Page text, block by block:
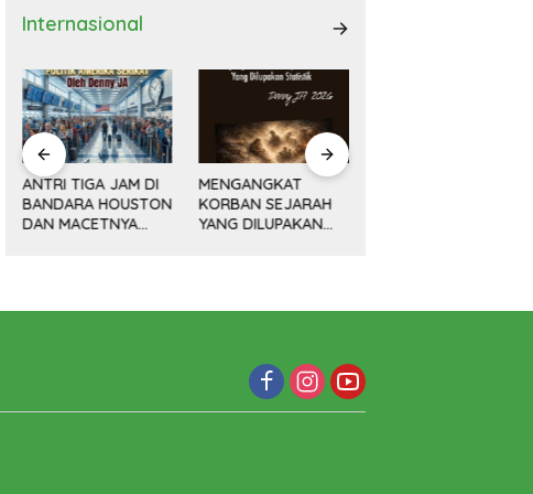
Internasional
MENGANGKAT
KORBAN SEJARAH
YANG DILUPAKAN
AWAL KEMAJUAN
CINA DAN REVOLUSI
DAMAI DENG